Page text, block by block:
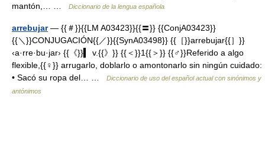
mantón,… …
Diccionario de la lengua española
arrebujar— {{＃}}{{LM A03423}}{{〓}} {{ConjA03423}}
{{＼}}CONJUGACIÓN{{／}}{{SynA03498}} {{［}}arrebujar{{］}}
‹a·rre·bu·jar› {{《}}▍ v.{{》}} {{＜}}1{{＞}} {{♂}}Referido a algo
flexible,{{♀}} arrugarlo, doblarlo o amontonarlo sin ningún cuidado:
• Sacó su ropa del… …
Diccionario de uso del español actual con sinónimos y
antónimos